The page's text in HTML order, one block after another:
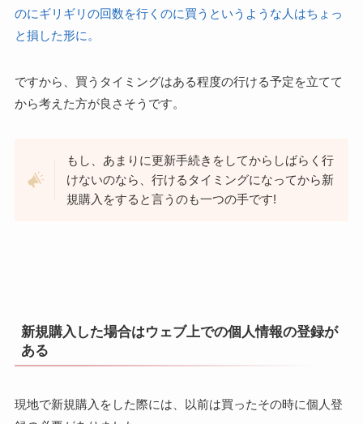
のにギリギリの回数を行くのに買うというような人はちょっ
と損した形に。
ですから、買うタイミングはある程度の行ける予定を立てて
から考えた方が良さそうです。
もし、あまりに更新手続きをしてからしばらく行
けないのなら、行けるタイミングになってから新
規購入をすると言うのも一つの手です!
新規購入した場合はウェブ上での個人情報の登録が
ある
現地で新規購入をした際には、以前は買ったその時に個人登